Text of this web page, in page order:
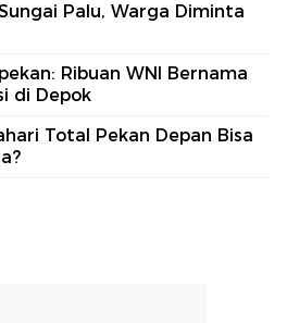
Palu, Warga Diminta
Ribuan WNI Bernama
di Depok
Total Pekan Depan Bisa